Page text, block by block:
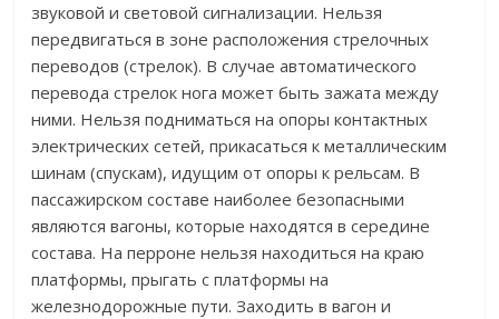
звуковой и световой сигнализации. Нельзя
передвигаться в зоне расположения стрелочных
переводов (стрелок). В случае автоматического
перевода стрелок нога может быть зажата между
ними. Нельзя подниматься на опоры контактных
электрических сетей, прикасаться к металлическим
шинам (спускам), идущим от опоры к рельсам. В
пассажирском составе наиболее безопасными
являются вагоны, которые находятся в середине
состава. На перроне нельзя находиться на краю
платформы, прыгать с платформы на
железнодорожные пути. Заходить в вагон и